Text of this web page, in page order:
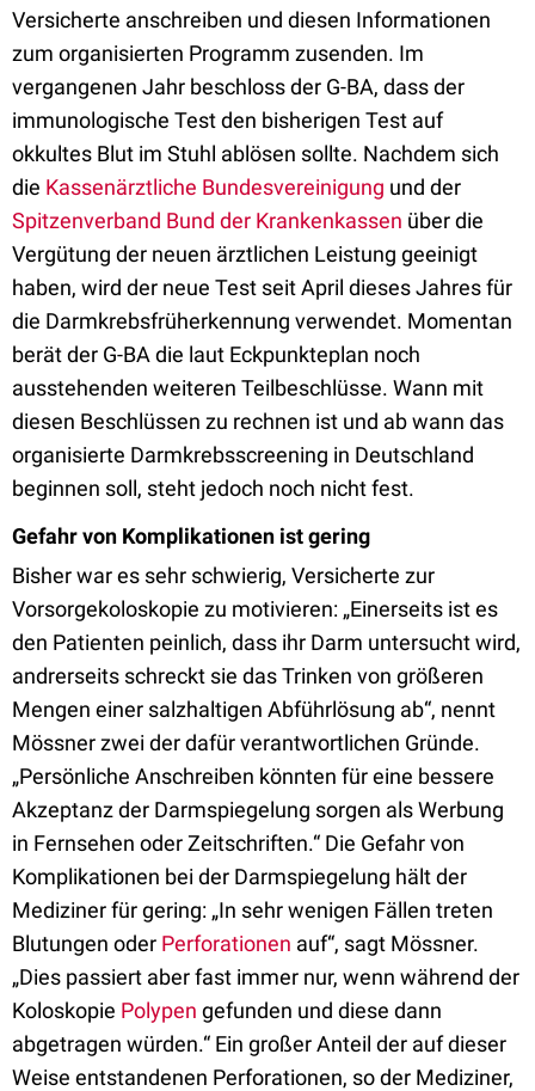
Versicherte anschreiben und diesen Informationen
zum organisierten Programm zusenden. Im
vergangenen Jahr beschloss der G-BA, dass der
immunologische Test den bisherigen Test auf
okkultes Blut im Stuhl ablösen sollte. Nachdem sich
die Kassenärztliche Bundesvereinigung und der
Spitzenverband Bund der Krankenkassen über die
Vergütung der neuen ärztlichen Leistung geeinigt
haben, wird der neue Test seit April dieses Jahres für
die Darmkrebsfrüherkennung verwendet. Momentan
berät der G-BA die laut Eckpunkteplan noch
ausstehenden weiteren Teilbeschlüsse. Wann mit
diesen Beschlüssen zu rechnen ist und ab wann das
organisierte Darmkrebsscreening in Deutschland
beginnen soll, steht jedoch noch nicht fest.
Gefahr von Komplikationen ist gering
Bisher war es sehr schwierig, Versicherte zur
Vorsorgekoloskopie zu motivieren: „Einerseits ist es
den Patienten peinlich, dass ihr Darm untersucht wird,
andrerseits schreckt sie das Trinken von größeren
Mengen einer salzhaltigen Abführlösung ab“, nennt
Mössner zwei der dafür verantwortlichen Gründe.
„Persönliche Anschreiben könnten für eine bessere
Akzeptanz der Darmspiegelung sorgen als Werbung
in Fernsehen oder Zeitschriften.“ Die Gefahr von
Komplikationen bei der Darmspiegelung hält der
Mediziner für gering: „In sehr wenigen Fällen treten
Blutungen oder Perforationen auf“, sagt Mössner.
„Dies passiert aber fast immer nur, wenn während der
Koloskopie Polypen gefunden und diese dann
abgetragen würden.“ Ein großer Anteil der auf dieser
Weise entstandenen Perforationen, so der Mediziner,